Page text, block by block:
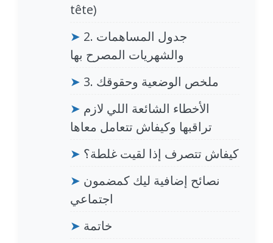
tête)
➤ 2. جدول المساهمات
والشهريات المصرح بها
➤
3. ملخص الوضعية وحقوقك
➤ الأخطاء الشائعة اللي لازم
تراقبها وكيفاش تتعامل معاها
➤ كيفاش تتصرف إذا لقيت غلطة؟
➤ نصائح إضافية ليك كمضمون
اجتماعي
➤ خاتمة